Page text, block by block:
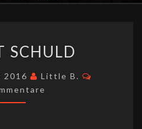
SCHULD
SCHULD
2016 Little B.